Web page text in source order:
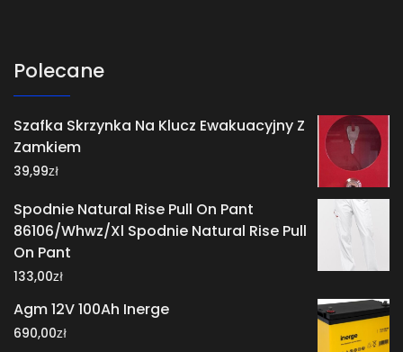
Polecane
Szafka Skrzynka Na Klucz Ewakuacyjny Z
Zamkiem
39,99zł
Spodnie Natural Rise Pull On Pant
86106/Whwz/Xl Spodnie Natural Rise Pull
On Pant
133,00zł
Agm 12V 100Ah Inerge
690,00zł